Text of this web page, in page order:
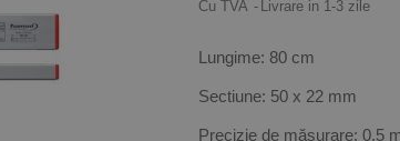
Cu TVA Livrare in 1-3 zile
Lungime: 80 cm
Sectiune: 50 x 22 mm
Precizie de măsurare: 0.5